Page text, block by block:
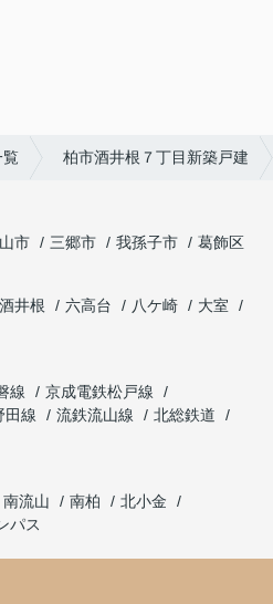
覧 柏市酒井根７丁目新築戸建
市 三郷市 我孫子市
葛飾区
酒井根 六高台 八ケ崎
大室
線
京成電鉄松戸線
田線 流鉄流山線
北総鉄道
南流山 南柏
北小金
パス